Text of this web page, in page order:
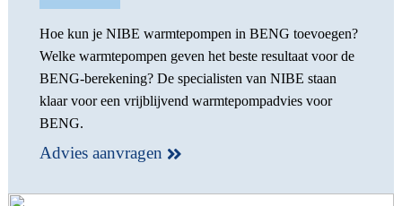
Hoe kun je NIBE warmtepompen in BENG toevoegen?
Welke warmtepompen geven het beste resultaat voor de
BENG-berekening? De specialisten van NIBE staan
klaar voor een vrijblijvend warmtepompadvies voor
BENG.
Advies aanvragen